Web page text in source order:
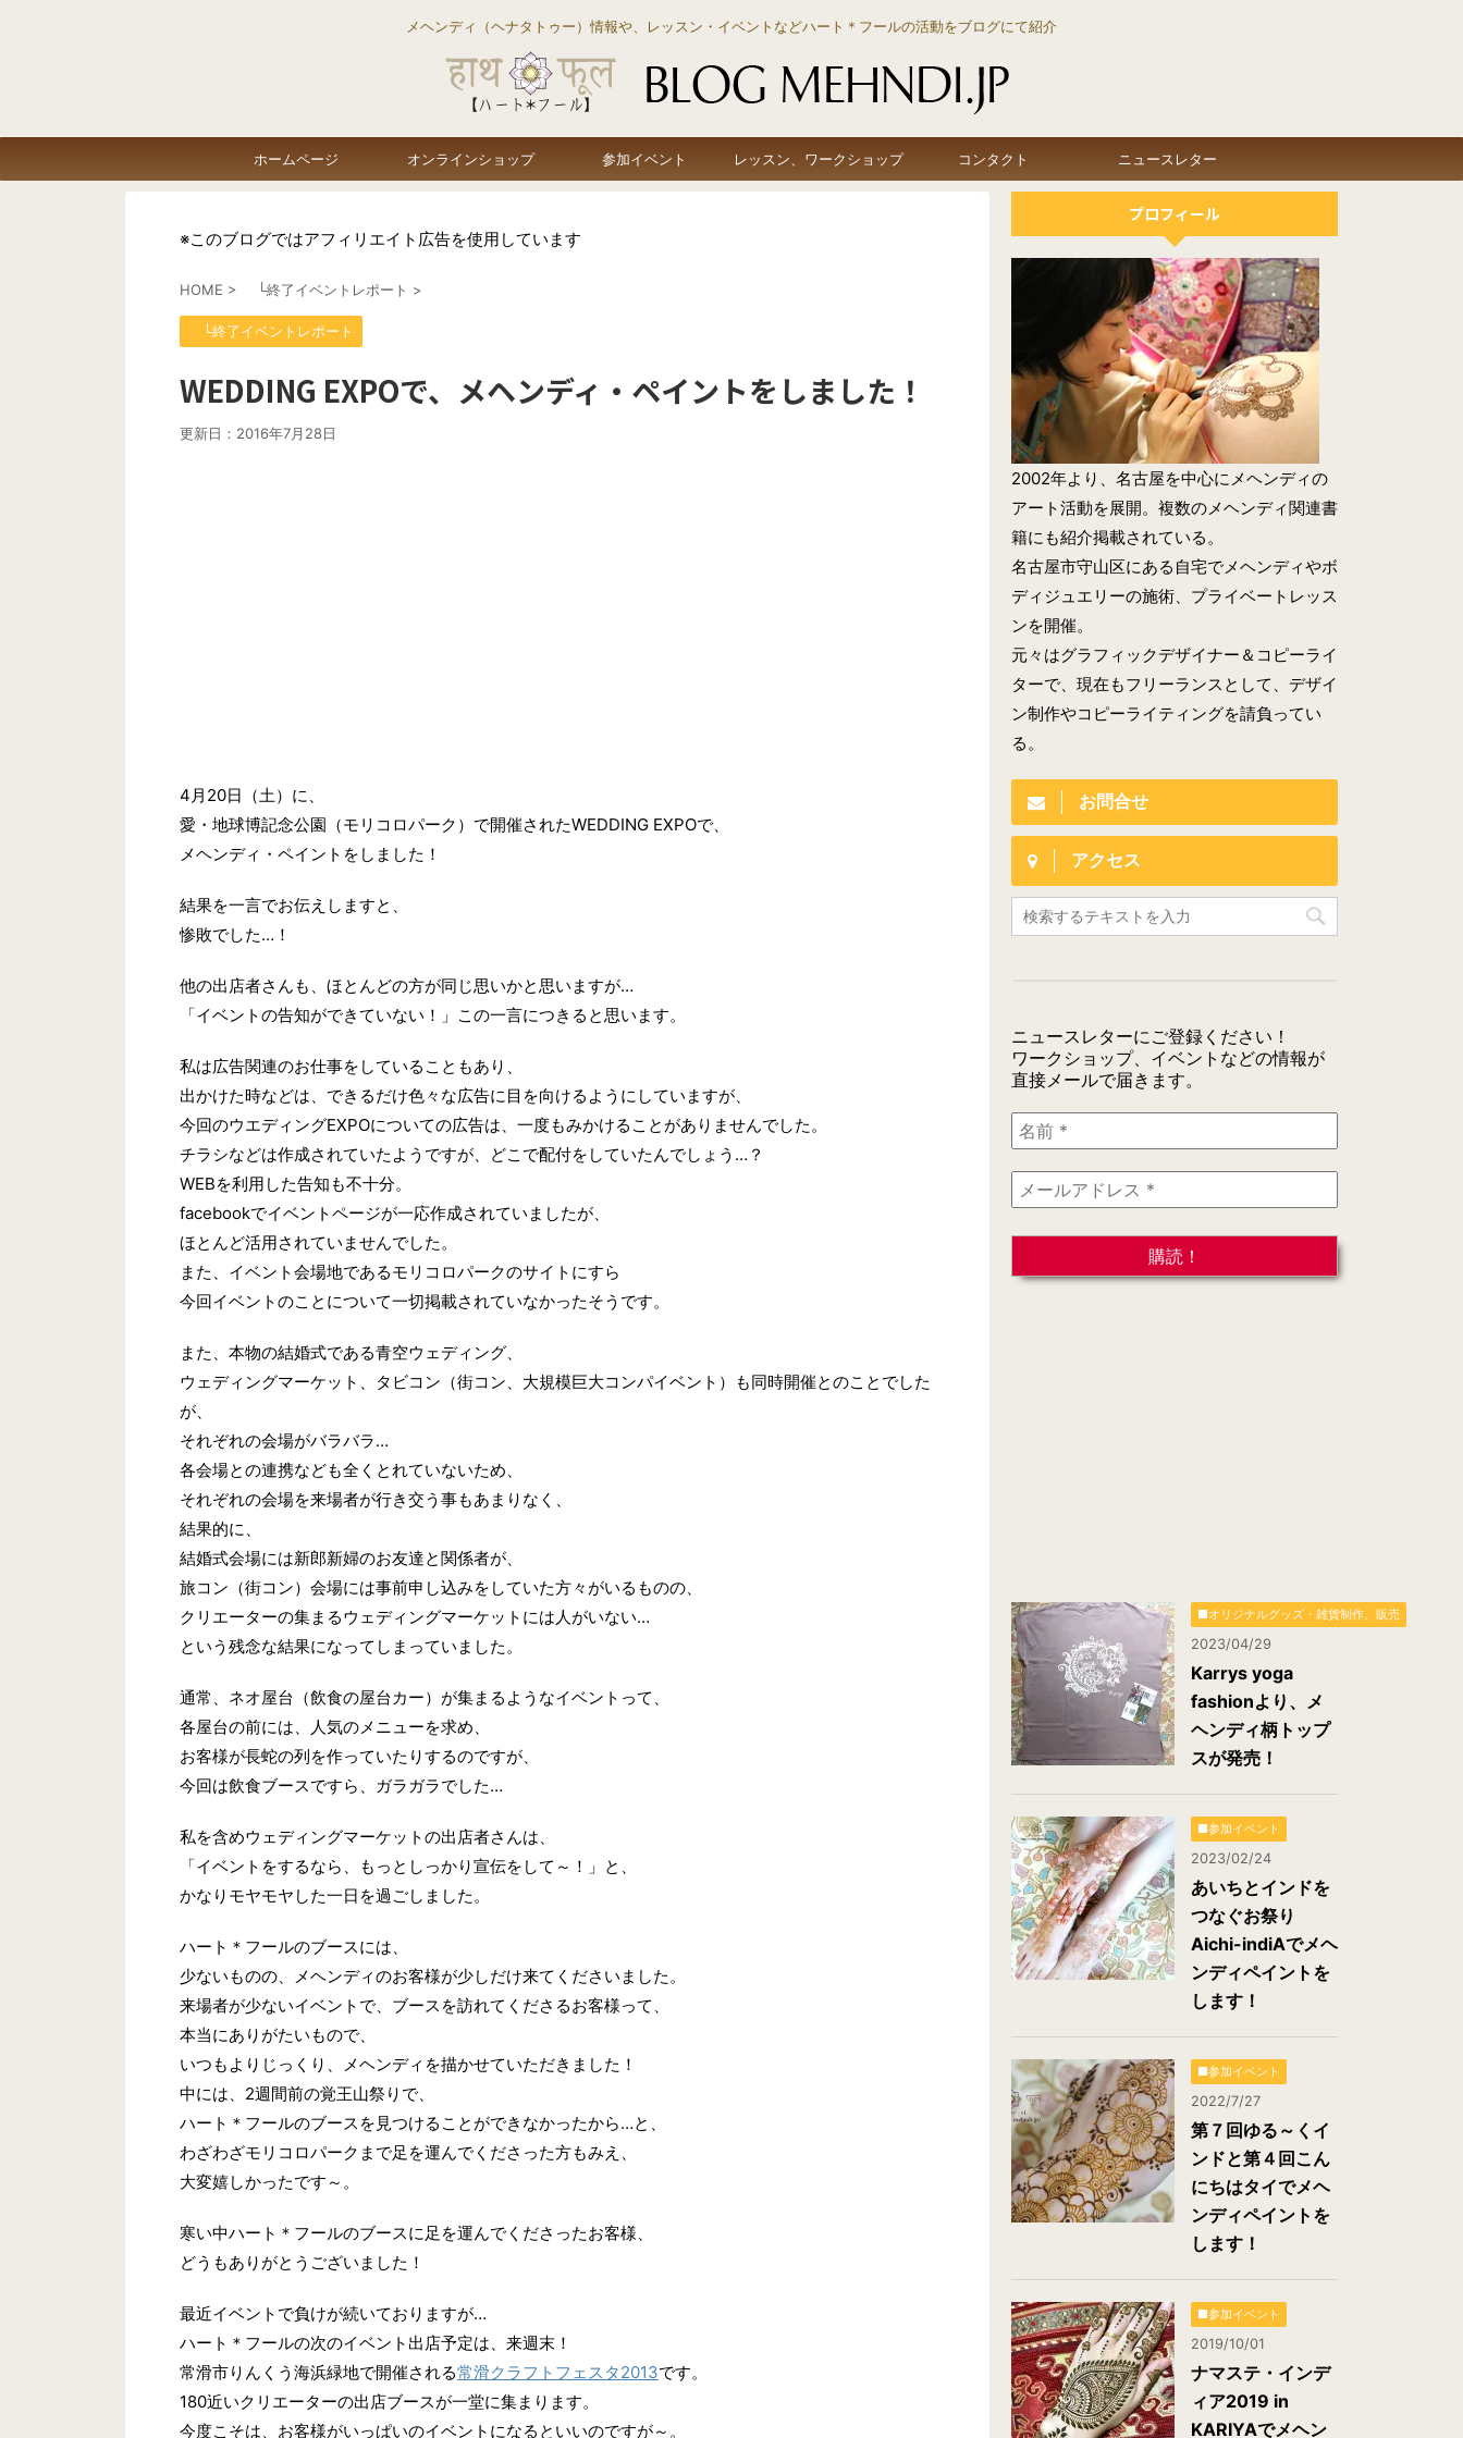
メヘンディ（ヘナタトゥー）情報や、レッスン・イベントなどハート＊フールの活動をブログにて紹介
ホームページ オンラインショップ 参加イベント レッスン、ワークショップ コンタクト ニュースレター
※このブログではアフィリエイト広告を使用しています
HOME > └終了イベントレポート >
└終了イベントレポート
WEDDING EXPOで、メヘンディ・ペイントをしました！
更新日： 2016年7月28日
4月20日（土）に、
愛・地球博記念公園（モリコロパーク）で開催されたWEDDING EXPOで、
メヘンディ・ペイントをしました！
結果を一言でお伝えしますと、
惨敗でした…！
他の出店者さんも、ほとんどの方が同じ思いかと思いますが…
「イベントの告知ができていない！」この一言につきると思います。
私は広告関連のお仕事をしていることもあり、
出かけた時などは、できるだけ色々な広告に目を向けるようにしていますが、
今回のウエディングEXPOについての広告は、一度もみかけることがありませんでした。
チラシなどは作成されていたようですが、どこで配付をしていたんでしょう…？
WEBを利用した告知も不十分。
facebookでイベントページが一応作成されていましたが、
ほとんど活用されていませんでした。
また、イベント会場地であるモリコロパークのサイトにすら
今回イベントのことについて一切掲載されていなかったそうです。
また、本物の結婚式である青空ウェディング、
ウェディングマーケット、タビコン（街コン、大規模巨大コンパイベント）も同時開催とのことでした
が、
それぞれの会場がバラバラ…
各会場との連携なども全くとれていないため、
それぞれの会場を来場者が行き交う事もあまりなく、
結果的に、
結婚式会場には新郎新婦のお友達と関係者が、
旅コン（街コン）会場には事前申し込みをしていた方々がいるものの、
クリエーターの集まるウェディングマーケットには人がいない…
という残念な結果になってしまっていました。
通常、ネオ屋台（飲食の屋台カー）が集まるようなイベントって、
各屋台の前には、人気のメニューを求め、
お客様が長蛇の列を作っていたりするのですが、
今回は飲食ブースですら、ガラガラでした…
私を含めウェディングマーケットの出店者さんは、
「イベントをするなら、もっとしっかり宣伝をして～！」と、
かなりモヤモヤした一日を過ごしました。
ハート＊フールのブースには、
少ないものの、メヘンディのお客様が少しだけ来てくださいました。
来場者が少ないイベントで、ブースを訪れてくださるお客様って、
本当にありがたいもので、
いつもよりじっくり、メヘンディを描かせていただきました！
中には、2週間前の覚王山祭りで、
ハート＊フールのブースを見つけることができなかったから…と、
わざわざモリコロパークまで足を運んでくださった方もみえ、
大変嬉しかったです～。
寒い中ハート＊フールのブースに足を運んでくださったお客様、
どうもありがとうございました！
最近イベントで負けが続いておりますが…
ハート＊フールの次のイベント出店予定は、来週末！
常滑市りんくう海浜緑地で開催される常滑クラフトフェスタ2013です。
180近いクリエーターの出店ブースが一堂に集まります。
今度こそは、お客様がいっぱいのイベントになるといいのですが～。
プロフィール
2002年より、名古屋を中心にメヘンディの
アート活動を展開。複数のメヘンディ関連書
籍にも紹介掲載されている。
名古屋市守山区にある自宅でメヘンディやボ
ディジュエリーの施術、プライベートレッス
ンを開催。
元々はグラフィックデザイナー＆コピーライ
ターで、現在もフリーランスとして、デザイ
ン制作やコピーライティングを請負ってい
る。
お問合せ
アクセス
ニュースレターにご登録ください！
ワークショップ、イベントなどの情報が
直接メールで届きます。
名
前
*
ー
■オリジナルグッズ・雑貨制作、販売
2023/04/29
Karrys yoga
fashionより、メ
ヘンディ柄トップ
スが発売！
■参加イベント
2023/02/24
あいちとインドを
つなぐお祭り
Aichi-indiAでメヘ
ンディペイントを
します！
■参加イベント
2022/7/27
第７回ゆる～くイ
ンドと第４回こん
にちはタイでメヘ
ンディペイントを
します！
■参加イベント
2019/10/01
ナマステ・インデ
ィア2019 in
KARIYAでメヘン